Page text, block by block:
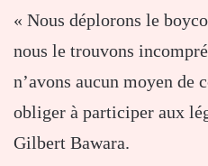
« Nous déplorons le
nous le trouvons
n’avons aucun moyen de
obliger à participer aux
Gilbert Bawara.